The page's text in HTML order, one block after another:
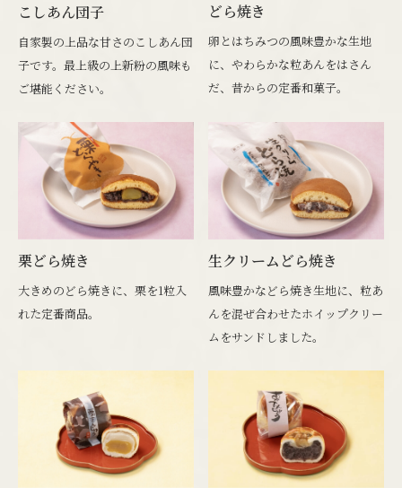
こしあん団子
自家製の上品な甘さのこしあん団
子です。最上級の上新粉の風味も
ご堪能ください。
どら焼き
卵とはちみつの風味豊かな生地
に、やわらかな粒あんをはさん
だ、昔からの定番和菓子。
栗どら焼き
大きめのどら焼きに、栗を1粒入
れた定番商品。
生クリームどら焼き
風味豊かなどら焼き生地に、粒あ
んを混ぜ合わせたホイップクリー
ムをサンドしました。